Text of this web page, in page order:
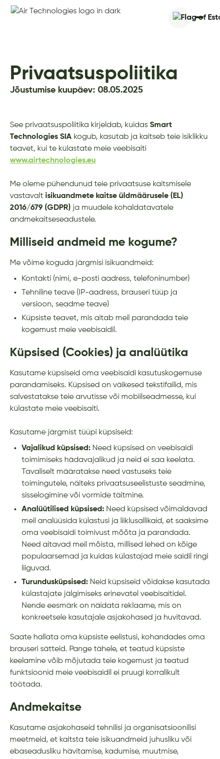
Privaatsuspoliitika
Jõustumise kuupäev: 08.05.2025
See privaatsuspoliitika kirjeldab, kuidas Smart
Technologies SIA kogub, kasutab ja kaitseb teie isiklikku
teavet, kui te külastate meie veebisaiti
www.airtechnologies.eu
Me oleme pühendunud teie privaatsuse kaitsmisele
vastavalt isikuandmete kaitse üldmäärusele (EL)
2016/679 (GDPR) ja muudele kohaldatavatele
andmekaitseseadustele.
Milliseid andmeid me kogume?
Me võime koguda järgmisi isikuandmeid:
Kontakti (nimi, e-posti aadress, telefoninumber)
Tehniline teave (IP-aadress, brauseri tüüp ja
versioon, seadme teave)
Küpsiste teavet, mis aitab meil parandada teie
kogemust meie veebisaidil.
Küpsised (Cookies) ja analüütika
Kasutame küpsiseid oma veebisaidi kasutuskogemuse
parandamiseks. Küpsised on väikesed tekstifailid, mis
salvestatakse teie arvutisse või mobiilseadmesse, kui
külastate meie veebisaiti.
Kasutame järgmist tüüpi küpsiseid:
Vajalikud küpsised: Need küpsised on veebisaidi
toimimiseks hädavajalikud ja neid ei saa keelata.
Tavaliselt määratakse need vastuseks teie
toimingutele, näiteks privaatsuseelistuste seadmine,
sisselogimine või vormide täitmine.
Analüütilised küpsised: Need küpsised võimaldavad
meil analüüsida külastusi ja liiklusallikaid, et saaksime
oma veebisaidi toimivust mõõta ja parandada.
Need aitavad meil mõista, millised lehed on kõige
populaarsemad ja kuidas külastajad meie saidil ringi
liiguvad.
Turundusküpsised: Neid küpsiseid võidakse kasutada
külastajate jälgimiseks erinevatel veebisaitidel.
Nende eesmärk on näidata reklaame, mis on
konkreetsele kasutajale asjakohased ja huvitavad.
Saate hallata oma küpsiste eelistusi, kohandades oma
brauseri sätteid. Pange tähele, et teatud küpsiste
keelamine võib mõjutada teie kogemust ja teatud
funktsioonid meie veebisaidil ei pruugi korralikult
töötada.
Andmekaitse
Kasutame asjakohaseid tehnilisi ja organisatsioonilisi
meetmeid, et kaitsta teie isikuandmeid juhusliku või
ebaseadusliku hävitamise, kadumise, muutmise,